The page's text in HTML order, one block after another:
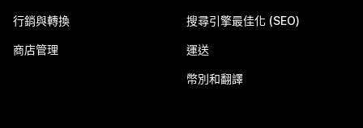
行銷與轉換
商店管理
搜尋引擎最佳化 (SEO)
運送
幣別和翻譯